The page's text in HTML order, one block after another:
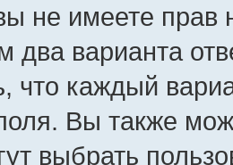
не имеете прав
два варианта
что каждый
Вы также
выбрать